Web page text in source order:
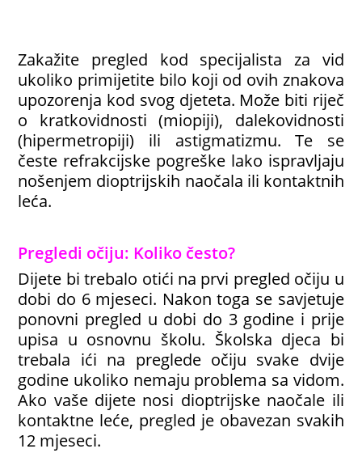
Zakažite pregled kod specijalista za vid
ukoliko primijetite bilo koji od ovih znakova
upozorenja kod svog djeteta. Može biti riječ
o kratkovidnosti (miopiji), dalekovidnosti
(hipermetropiji) ili astigmatizmu. Te se
česte refrakcijske pogreške lako ispravljaju
nošenjem dioptrijskih naočala ili kontaktnih
leća.
Pregledi očiju: Koliko često?
Dijete bi trebalo otići na prvi pregled očiju u
dobi do 6 mjeseci. Nakon toga se savjetuje
ponovni pregled u dobi do 3 godine i prije
upisa u osnovnu školu. Školska djeca bi
trebala ići na preglede očiju svake dvije
godine ukoliko nemaju problema sa vidom.
Ako vaše dijete nosi dioptrijske naočale ili
kontaktne leće, pregled je obavezan svakih
12 mjeseci.